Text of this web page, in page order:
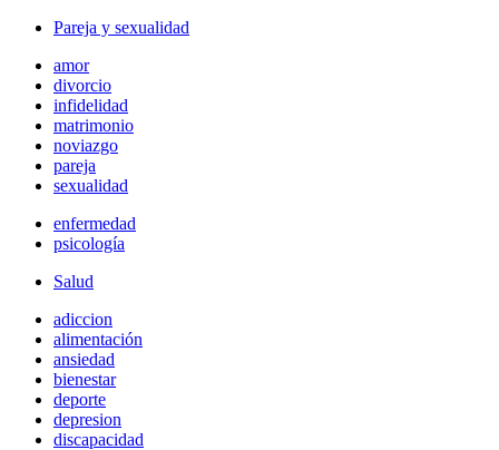
Pareja y sexualidad
amor
divorcio
infidelidad
matrimonio
noviazgo
pareja
sexualidad
enfermedad
psicología
Salud
adiccion
alimentación
ansiedad
bienestar
deporte
depresion
discapacidad